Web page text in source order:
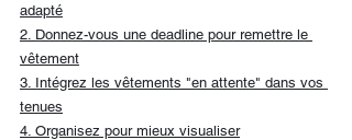
adapté
2. Donnez-vous une deadline pour remettre le
vêtement
3. Intégrez les vêtements "en attente" dans vos
tenues
4. Organisez pour mieux visualiser